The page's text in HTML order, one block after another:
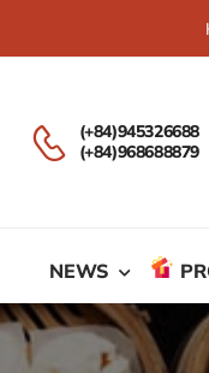
(+84)945326688
(+84)968688879
NEWS